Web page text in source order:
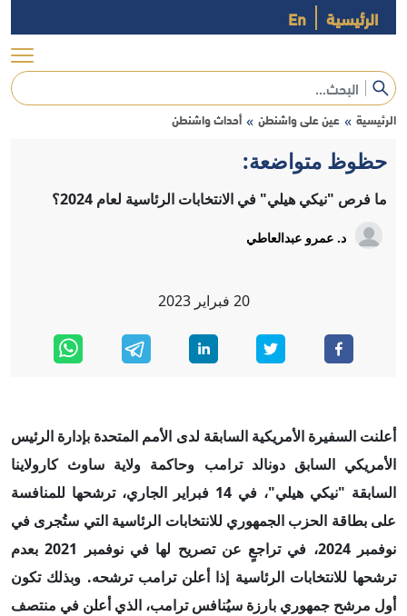
الرئيسية En
الرئيسية » عين على واشنطن » أحداث واشنطن
حظوظ متواضعة:
ما فرص "نيكي هيلي" في الانتخابات الرئاسية لعام 2024؟
د. عمرو عبدالعاطي
20 فبراير 2023
أعلنت السفيرة الأمريكية السابقة لدى الأمم المتحدة بإدارة الرئيس
الأمريكي السابق دونالد ترامب وحاكمة ولاية ساوث كارولاينا
السابقة "نيكي هيلي"، في 14 فبراير الجاري، ترشحها للمنافسة
على بطاقة الحزب الجمهوري للانتخابات الرئاسية التي ستُجرى في
نوفمبر 2024، في تراجعٍ عن تصريح لها في نوفمبر 2021 بعدم
ترشحها للانتخابات الرئاسية إذا أعلن ترامب ترشحه. وبذلك تكون
أول مرشح جمهوري بارزة سيُنافس ترامب، الذي أعلن في منتصف